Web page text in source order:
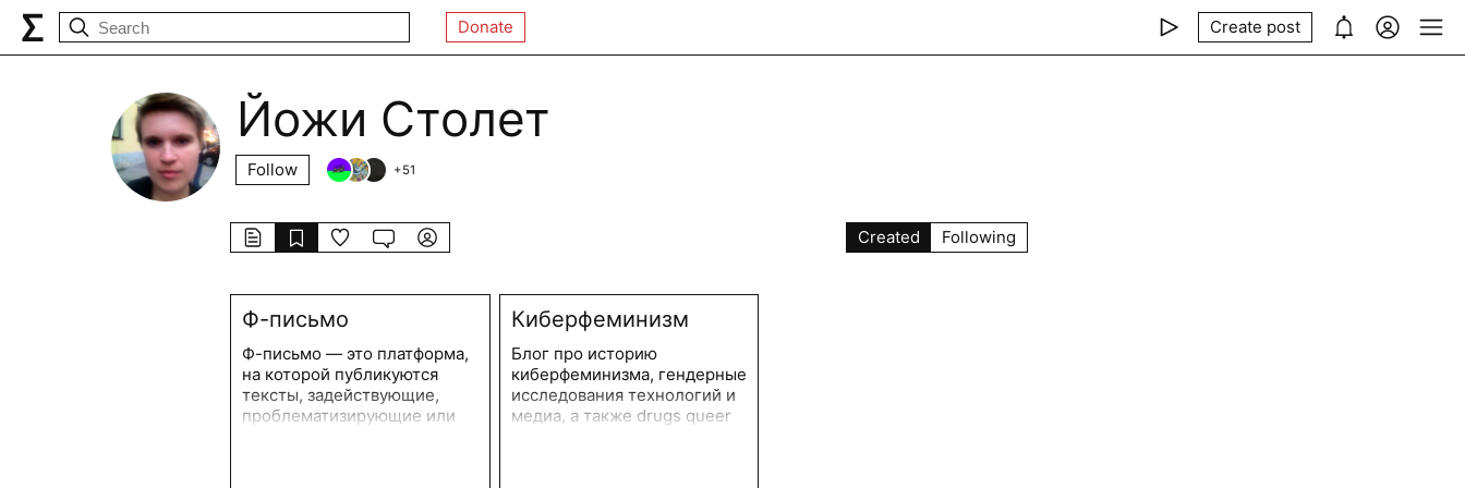
Donate Create post
Йожи Столет
Follow +51
Created Following
Ф-письмо
Ф-письмо — это платформа,
на которой публикуются
тексты, задействующие,
проблематизирующие или
Киберфеминизм
Блог про историю
киберфеминизма, гендерные
исследования технологий и
медиа, а также drugs queer